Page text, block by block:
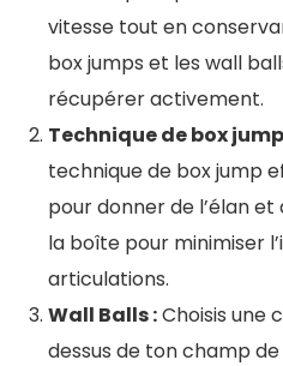
vitesse tout en
box jumps et les wall
récupérer activement.
Technique de box
technique de box jump
pour donner de l’élan
la boîte pour minimiser
articulations.
Wall Balls :Choisis une
dessus de ton champ